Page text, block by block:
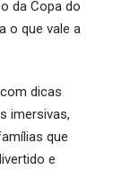
da Copa do
o que vale a
dicas
imersivas,
que
e